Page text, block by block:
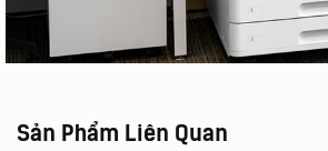
Sản Phẩm Liên Quan